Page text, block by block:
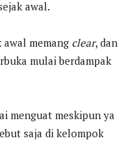
awal.
awal memang clear, dan
mulai berdampak
menguat meskipun ya
saja di kelompok